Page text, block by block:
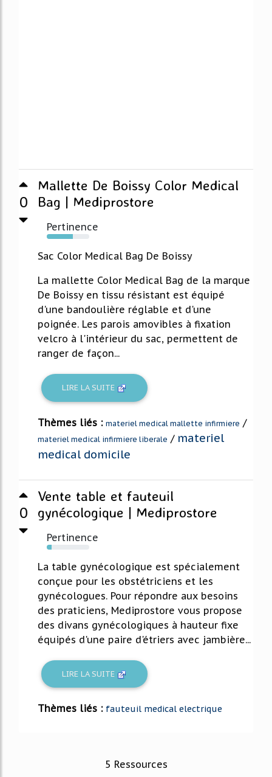
0
Mallette De Boissy Color Medical
Bag | Mediprostore
Pertinence
62%
Sac Color Medical Bag De Boissy
La mallette Color Medical Bag de la marque
De Boissy en tissu résistant est équipé
d'une bandoulière réglable et d'une
poignée. Les parois amovibles à fixation
velcro à l'intérieur du sac, permettent de
ranger de façon...
LIRE LA SUITE
Thèmes liés : materiel medical mallette infirmiere /
materiel medical infirmiere liberale / materiel
medical domicile
0
Vente table et fauteuil
gynécologique | Mediprostore
Pertinence
11%
La table gynécologique est spécialement
conçue pour les obstétriciens et les
gynécologues. Pour répondre aux besoins
des praticiens, Mediprostore vous propose
des divans gynécologiques à hauteur fixe
équipés d'une paire d'étriers avec jambière...
LIRE LA SUITE
Thèmes liés : fauteuil medical electrique
5 Ressources